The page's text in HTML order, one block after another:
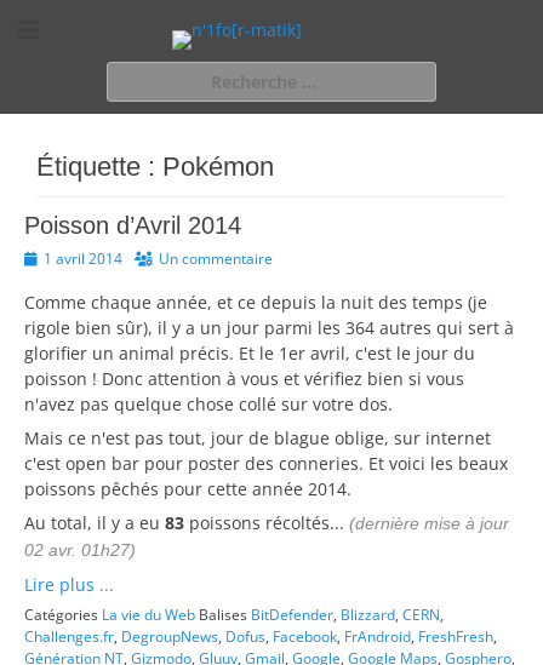
n'1fo[r-matik]
Pour les nymphos d'infos en info…
Étiquette : Pokémon
Poisson d’Avril 2014
Posted1 avril 2014 Un commentaire
Comme chaque année, et ce depuis la nuit des temps (je
rigole bien sûr), il y a un jour parmi les 364 autres qui sert à
glorifier un animal précis. Et le 1er avril, c'est le jour du
poisson ! Donc attention à vous et vérifiez bien si vous
n'avez pas quelque chose collé sur votre dos.
Mais ce n'est pas tout, jour de blague oblige, sur internet
c'est open bar pour poster des conneries. Et voici les beaux
poissons pêchés pour cette année 2014.
Au total, il y a eu 83 poissons récoltés... (dernière mise à jour
02 avr. 01h27)
Lire plus ...
Catégories La vie du Web Balises BitDefender, Blizzard, CERN,
Challenges.fr, DegroupNews, Dofus, Facebook, FrAndroid, FreshFresh,
Génération NT, Gizmodo, Gluuv, Gmail, Google, Google Maps, Gosphero,